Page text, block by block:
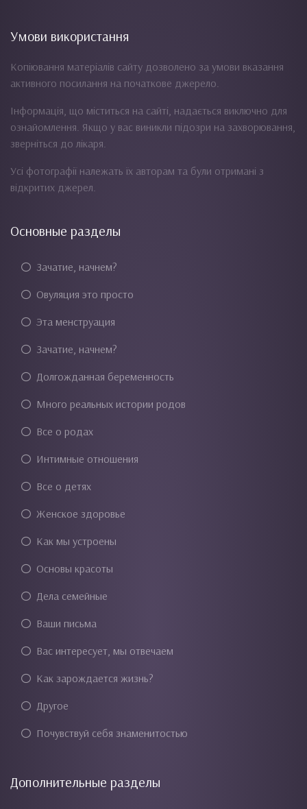
Умови використання
Копіювання матеріалів сайту дозволено за умови вказання
активного посилання на початкове джерело.
Інформація, що міститься на сайті, надається виключно для
ознайомлення. Якщо у вас виникли підозри на захворювання,
зверніться до лікаря.
Усі фотографії належать їх авторам та були отримані з
відкритих джерел.
Основные разделы
Зачатие, начнем?
Овуляция это просто
Эта менструация
Зачатие, начнем?
Долгожданная беременность
Много реальных истории родов
Все о родах
Интимные отношения
Все о детях
Женское здоровье
Как мы устроены
Основы красоты
Дела семейные
Ваши письма
Вас интересует, мы отвечаем
Как зарождается жизнь?
Другое
Почувствуй себя знаменитостью
Дополнительные разделы